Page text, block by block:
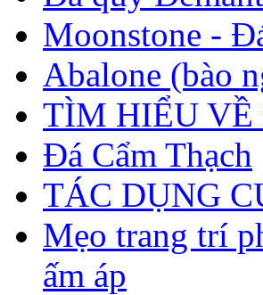
Moonstone -
Abalone (bào
TÌM HIỂU
Đá Cẩm Thạch
TÁC DỤNG
Mẹo trang trí
ấm áp